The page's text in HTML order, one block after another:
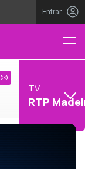
Entrar
TV
RTP